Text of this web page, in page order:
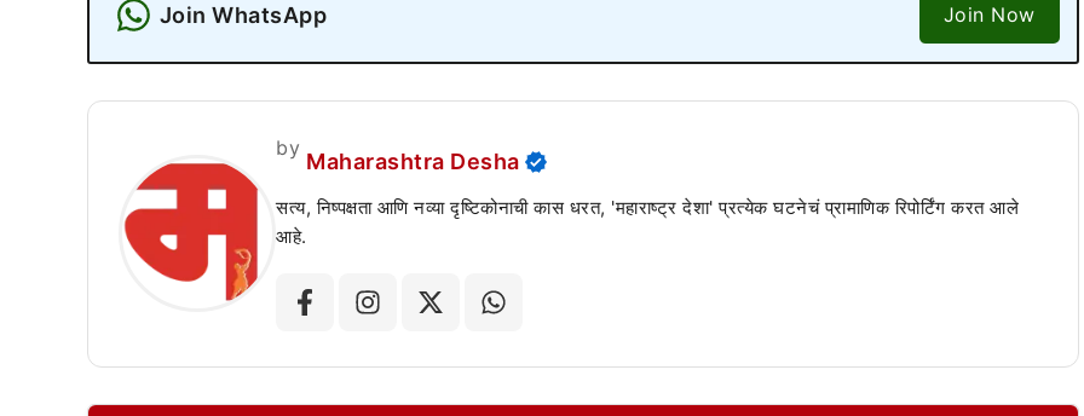
Join WhatsApp Join Now
by
Maharashtra Desha
सत्य, निष्पक्षता आणि नव्या दृष्टिकोनाची कास धरत, 'महाराष्ट्र देशा' प्रत्येक घटनेचं प्रामाणिक रिपोर्टिंग करत आले
आहे.